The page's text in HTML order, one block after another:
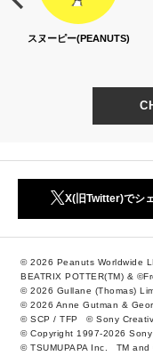
きかんしゃトーマス
X(旧Twitter)でシ
© 2026 Peanuts Worldwide
BEATRIX POTTER(TM) &
© 2026 Gullane (Thomas)
© 2026 Anne Gutman &
© SCP / TFP
© Sony
© Copyright 1997-2026
© TSUMUPAPA Inc.
TM and